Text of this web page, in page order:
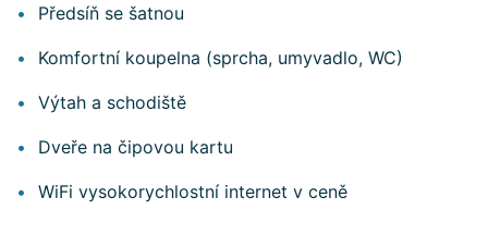
Předsíň se šatnou
Komfortní koupelna (sprcha, umyvadlo, WC)
Výtah a schodiště
Dveře na čipovou kartu
WiFi vysokorychlostní internet v ceně